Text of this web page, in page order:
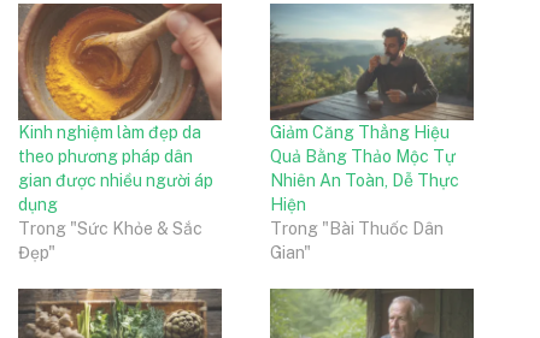
Kinh nghiệm làm đẹp da
theo phương pháp dân
gian được nhiều người áp
dụng
Trong "Sức Khỏe & Sắc
Đẹp"
Giảm Căng Thẳng Hiệu
Quả Bằng Thảo Mộc Tự
Nhiên An Toàn, Dễ Thực
Hiện
Trong "Bài Thuốc Dân
Gian"